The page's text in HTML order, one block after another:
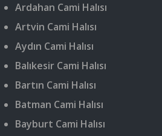
Ardahan Cami Halısı
Artvin Cami Halısı
Aydın Cami Halısı
Balıkesir Cami Halısı
Bartın Cami Halısı
Batman Cami Halısı
Bayburt Cami Halısı